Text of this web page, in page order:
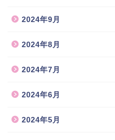
2024年9月
2024年8月
2024年7月
2024年6月
2024年5月